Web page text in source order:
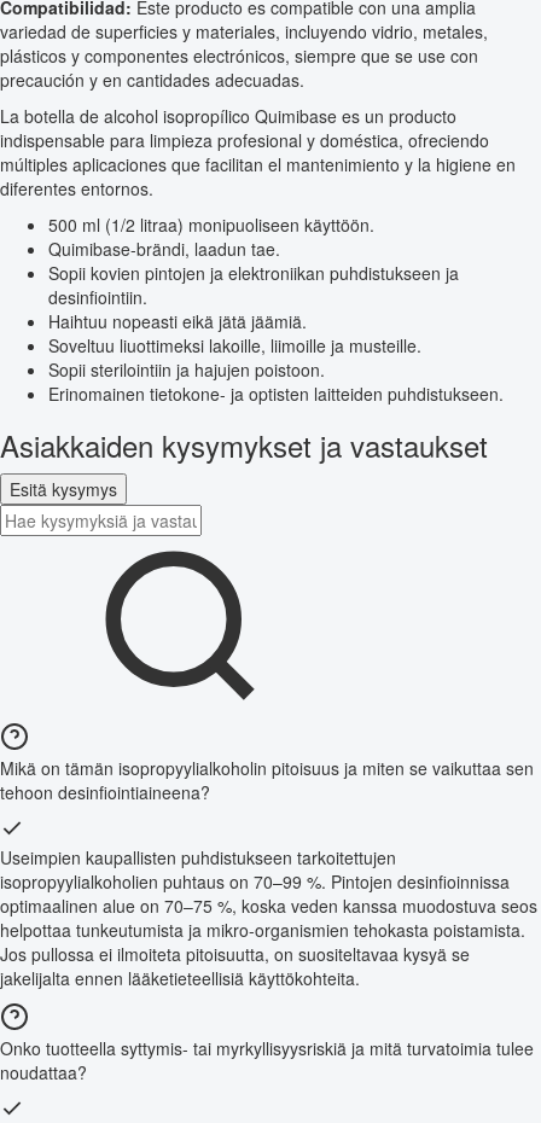
Compatibilidad: Este producto es compatible con una amplia
variedad de superficies y materiales, incluyendo vidrio, metales,
plásticos y componentes electrónicos, siempre que se use con
precaución y en cantidades adecuadas.
La botella de alcohol isopropílico Quimibase es un producto
indispensable para limpieza profesional y doméstica, ofreciendo
múltiples aplicaciones que facilitan el mantenimiento y la higiene en
diferentes entornos.
500 ml (1/2 litraa) monipuoliseen käyttöön.
Quimibase-brändi, laadun tae.
Sopii kovien pintojen ja elektroniikan puhdistukseen ja
desinfiointiin.
Haihtuu nopeasti eikä jätä jäämiä.
Soveltuu liuottimeksi lakoille, liimoille ja musteille.
Sopii sterilointiin ja hajujen poistoon.
Erinomainen tietokone- ja optisten laitteiden puhdistukseen.
Asiakkaiden kysymykset ja vastaukset
Esitä kysymys
Mikä on tämän isopropyylialkoholin pitoisuus ja miten se vaikuttaa sen
tehoon desinfiointiaineena?
Useimpien kaupallisten puhdistukseen tarkoitettujen
isopropyylialkoholien puhtaus on 70–99 %. Pintojen desinfioinnissa
optimaalinen alue on 70–75 %, koska veden kanssa muodostuva seos
helpottaa tunkeutumista ja mikro-organismien tehokasta poistamista.
Jos pullossa ei ilmoiteta pitoisuutta, on suositeltavaa kysyä se
jakelijalta ennen lääketieteellisiä käyttökohteita.
Onko tuotteella syttymis- tai myrkyllisyysriskiä ja mitä turvatoimia tulee
noudattaa?